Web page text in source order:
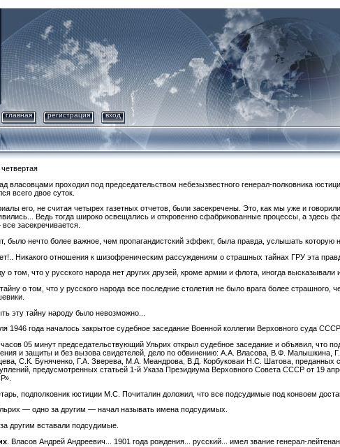
главная регистрация вход
власовцами проходил под председательством небезызвестного генерал-полковника
всего двое суток.
его, не считая четырех газетных отчетов, были засекречены. Это, как мы уже и
Ведь тогда широко освещались и откровенно сфабрикованные процессы, а здесь
засекречивается.
было нечто более важное, чем пропагандистский эффект, была правда, услышать которую
Никакого отношения к шизофреническим рассуждениям о страшных тайнах ГРУ эта
о том, что у русского народа нет других друзей, кроме армии и флота, иногда высказывали
о том, что у русского народа все последние столетия не было врага более страшного,
эту тайну народу было невозможно...
1946 года началось закрытое судебное заседание Военной коллегии Верховного суда СССР.
05 минут председательствующий Ульрих открыл судебное заседание и объявил, что
и защиты и без вызова свидетелей, дело по обвинению: А.А. Власова, В.Ф. Малышкина,
С.К. Буняченко, Г.А. Зверева, М.А. Меандрова, В.Д. Корбуковаи Н.С. Шатова, преданных
предусмотренных статьей 1-й Указа Президиума Верховного Совета СССР от 19
подполковник юстиции М.С. Почиталин доложил, что все подсудимые под конвоем
— одно за другим — начал называть имена подсудимых.
другим вставали подсудимые.
. Власов Андрей Андреевич... 1901 года рождения... русский... имел звание генерал-